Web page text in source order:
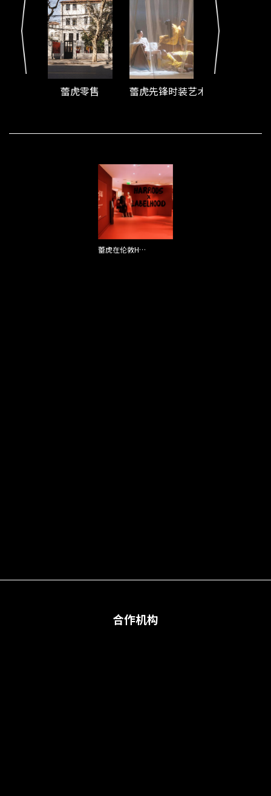
蕾虎零售 蕾虎先锋时装艺术节
LAB SHOWROOM 蕾虎呦桃
蕾虎在伦敦Harrods开设新春限时快闪店
合作机构